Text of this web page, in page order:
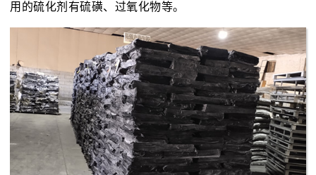
用的硫化剂有硫磺、过氧化物等。